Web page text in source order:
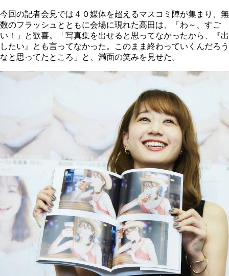
今回の記者会見では４０媒体を超えるマスコミ陣が集まり、無
数のフラッシュとともに会場に現れた高田は、「わ～、すご
い！」と歓喜。「写真集を出せると思ってなかったから、『出
したい』とも言ってなかった。このまま終わっていくんだろう
なと思ってたところ」と、満面の笑みを見せた。